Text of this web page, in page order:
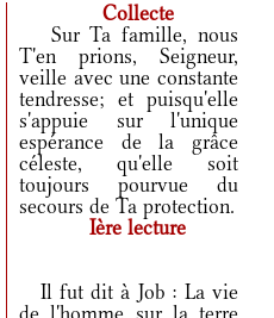
Collecte
Sur Ta famille, nous
T'en prions, Seigneur,
veille avec une constante
tendresse; et puisqu'elle
s'appuie sur l'unique
espérance de la grâce
céleste, qu'elle soit
toujours pourvue du
secours de Ta protection.
Ière lecture
Il fut dit à Job : La vie